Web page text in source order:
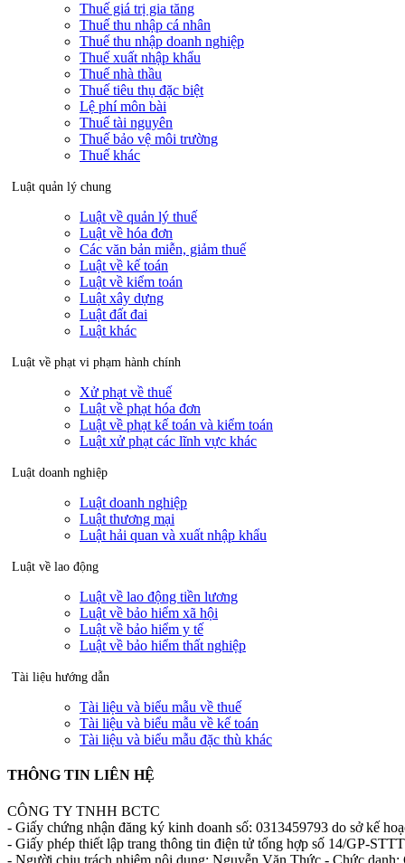
Thuế giá trị gia tăng
Thuế thu nhập cá nhân
Thuế thu nhập doanh nghiệp
Thuế xuất nhập khẩu
Thuế nhà thầu
Thuế tiêu thụ đặc biệt
Lệ phí môn bài
Thuế tài nguyên
Thuế bảo vệ môi trường
Thuế khác
Luật quản lý chung
Luật về quản lý thuế
Luật về hóa đơn
Các văn bản miễn, giảm thuế
Luật về kế toán
Luật về kiểm toán
Luật xây dựng
Luật đất đai
Luật khác
Luật về phạt vi phạm hành chính
Xử phạt về thuế
Luật về phạt hóa đơn
Luật về phạt kế toán và kiểm toán
Luật xử phạt các lĩnh vực khác
Luật doanh nghiệp
Luật doanh nghiệp
Luật thương mại
Luật hải quan và xuất nhập khẩu
Luật về lao động
Luật về lao động tiền lương
Luật về bảo hiểm xã hội
Luật về bảo hiểm y tế
Luật về bảo hiểm thất nghiệp
Tài liệu hướng dẫn
Tài liệu và biểu mẫu về thuế
Tài liệu và biểu mẫu về kế toán
Tài liệu và biểu mẫu đặc thù khác
THÔNG TIN LIÊN HỆ
CÔNG TY TNHH BCTC
- Giấy chứng nhận đăng ký kinh doanh số: 0313459793 do sở kế
- Giấy phép thiết lập trang thông tin điện tử tổng hợp số 14/GP-
- Người chịu trách nhiệm nội dung: Nguyễn Văn Thức - Chức